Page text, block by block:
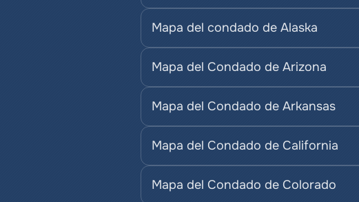
Mapa del condado de Alaska
Mapa del Condado de Arizona
Mapa del Condado de Arkansas
Mapa del Condado de California
Mapa del Condado de Colorado